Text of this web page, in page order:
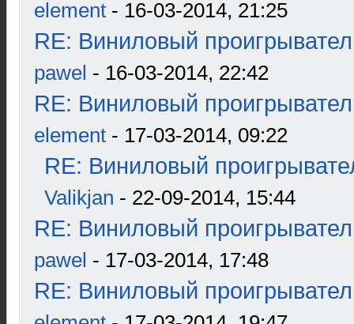
element - 16-03-2014, 21:25
RE: Виниловый
pawel - 16-03-2014, 22:42
RE: Виниловый
element - 17-03-2014, 09:22
RE: Виниловый
Valikjan - 22-09-2014, 15:44
RE: Виниловый
pawel - 17-03-2014, 17:48
RE: Виниловый